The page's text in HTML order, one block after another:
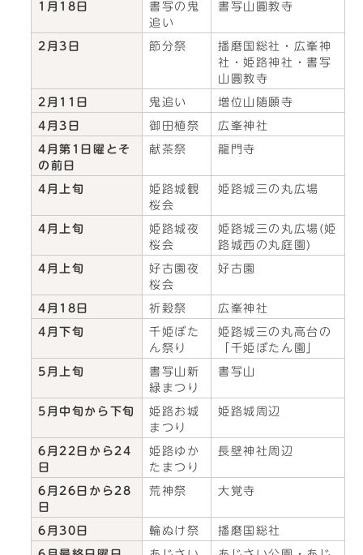
1月18日
書写の鬼
追い
書写山圓教寺
2月3日 節分祭
播磨国総社・広峯神
社・姫路神社・書写
山圓教寺
2月11日 鬼追い 増位山随願寺
4月3日 御田植祭 広峯神社
4月第1日曜とそ
の前日
献茶祭 龍門寺
4月上旬
姫路城観
桜会
姫路城三の丸広場
4月上旬
姫路城夜
桜会
姫路城三の丸広場(姫
路城西の丸庭園)
4月上旬
好古園夜
桜会
好古園
4月18日 祈穀祭 広峯神社
4月下旬
千姫ぼた
ん祭り
姫路城三の丸高台の
「千姫ぼたん園」
5月上旬
書写山新
緑まつり
書写山
5月中旬から下旬
姫路お城
まつり
姫路城周辺
6月22日から24
日
姫路ゆか
たまつり
長壁神社周辺
6月26日から28
日
荒神祭 大覚寺
6月30日 輪ぬけ祭 播磨国総社